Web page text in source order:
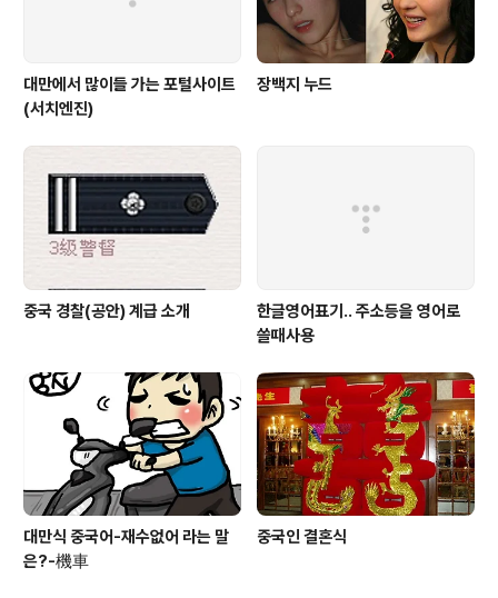
대만에서 많이들 가는 포털사이트
(서치엔진)
장백지 누드
중국 경찰(공안) 계급 소개
한글영어표기.. 주소등을 영어로
쓸때사용
대만식 중국어-재수없어 라는 말
은?-機車
중국인 결혼식